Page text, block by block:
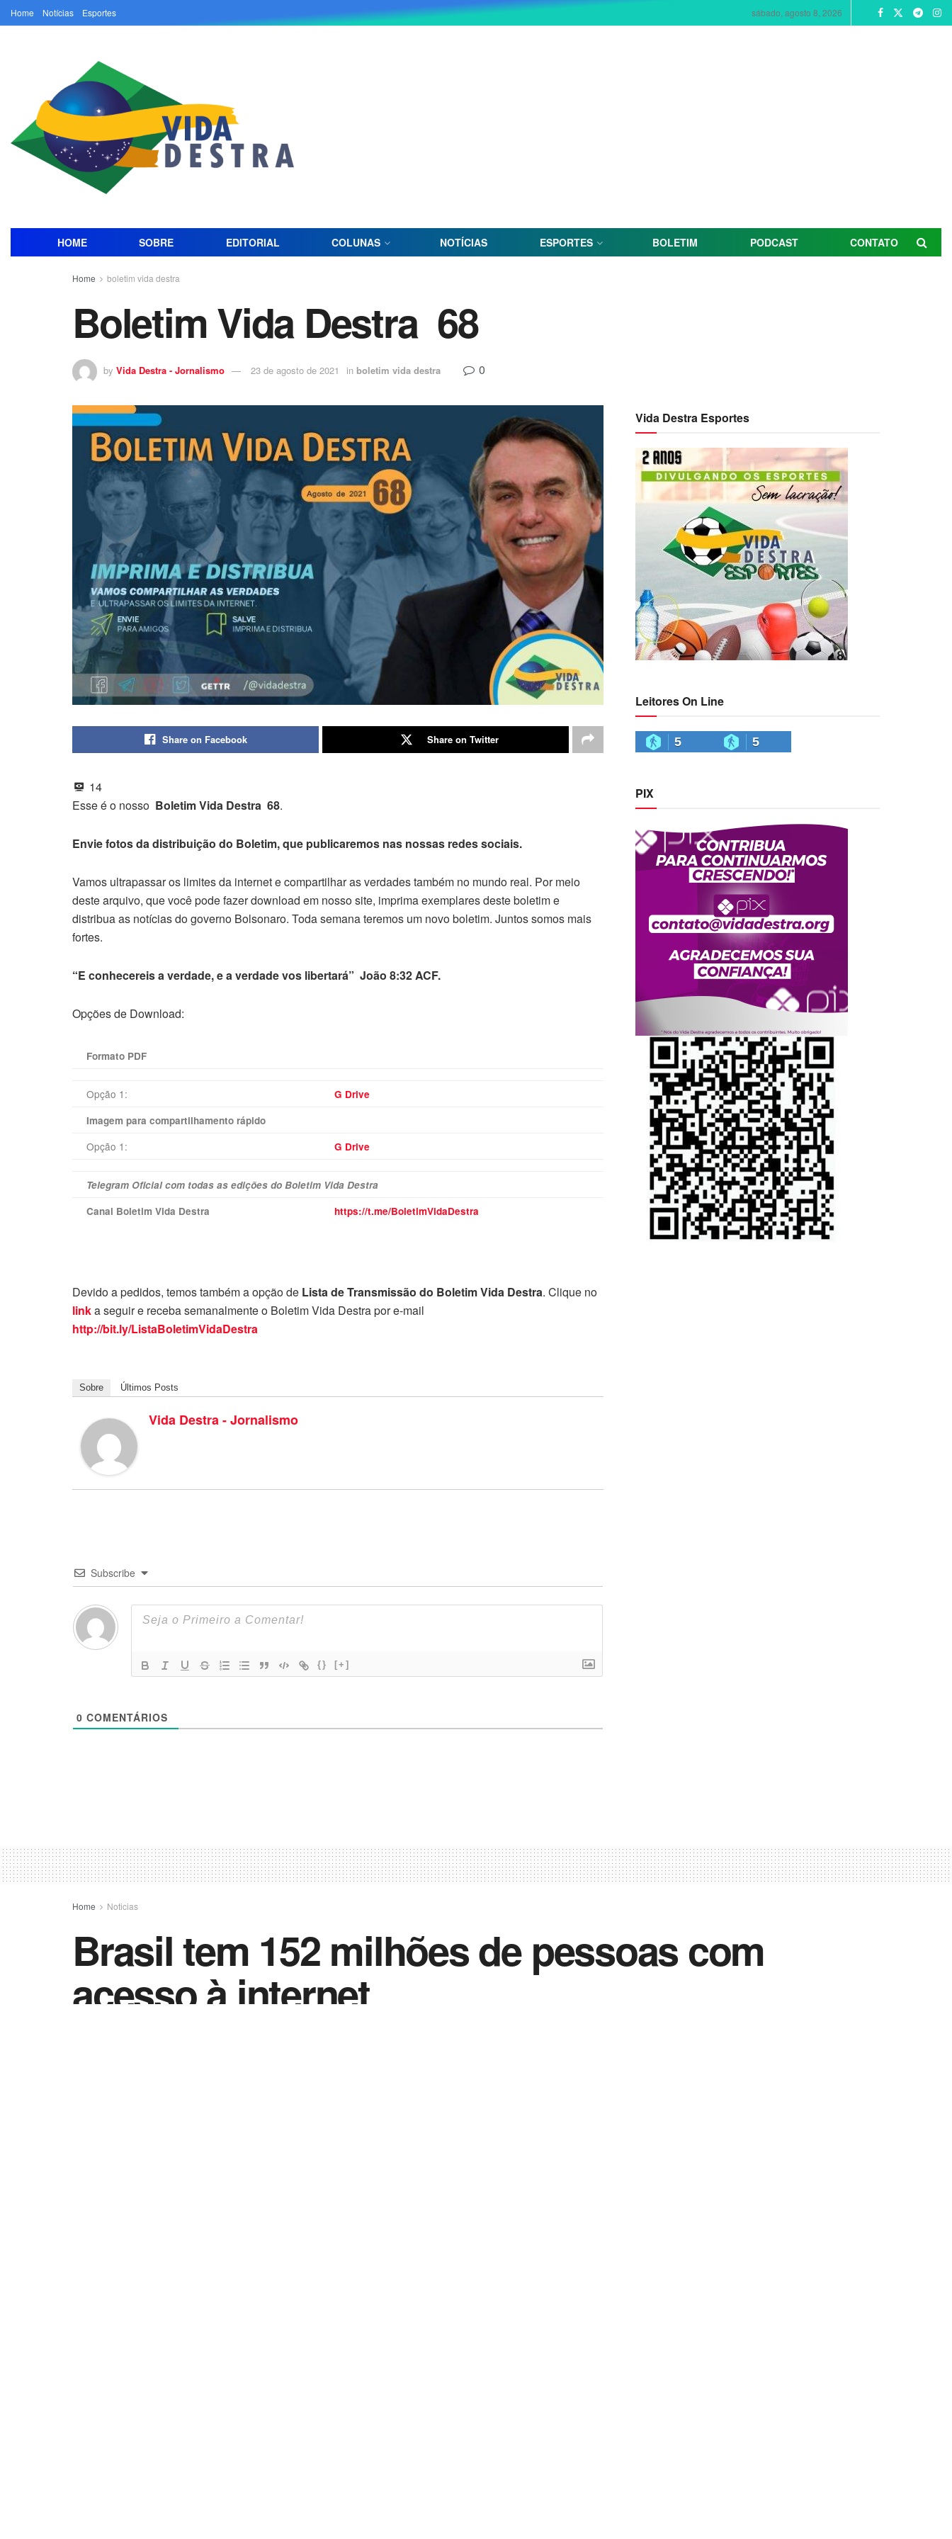
Home Notícias Esportes sábado, agosto 8, 2026
HOME SOBRE EDITORIAL COLUNAS NOTÍCIAS ESPORTES BOLETIM PODCAST CONTATO
Home boletim vida destra
Boletim Vida Destra 68
by Vida Destra - Jornalismo 23 de agosto de 2021 in boletim vida destra 0
Share on Facebook Share on Twitter
14
Esse é o nosso Boletim Vida Destra 68.
Envie fotos da distribuição do Boletim, que publicaremos nas nossas redes sociais.
Vamos ultrapassar os limites da internet e compartilhar as verdades também no mundo real. Por meio
deste arquivo, que você pode fazer download em nosso site, imprima exemplares deste boletim e
distribua as notícias do governo Bolsonaro. Toda semana teremos um novo boletim. Juntos somos mais
fortes.
“E conhecereis a verdade, e a verdade vos libertará” João 8:32 ACF.
Opções de Download:
Formato PDF
Opção 1:
G Drive
Imagem para compartilhamento rápido
Opção 1: G Drive
Telegram Oficial com todas as edições do Boletim Vida Destra
Canal Boletim Vida Destra
https://t.me/BoletimVidaDestra
Devido a pedidos, temos também a opção de Lista de Transmissão do Boletim Vida Destra. Clique no
linka seguir e receba semanalmente o Boletim Vida Destra por e-mail
http://bit.ly/ListaBoletimVidaDestra
Sobre Últimos Posts
Vida Destra - Jornalismo
Subscribe
{} [+]
0 COMENTÁRIOS
Vida Destra Esportes
Leitores On Line
5 5
PIX
Home Noticias
Brasil tem 152 milhões de pessoas com
acesso à internet